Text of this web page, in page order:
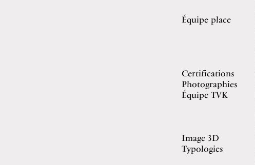
Équipe place
Certifications
Photographies
Équipe TVK
Image 3D
Typologies